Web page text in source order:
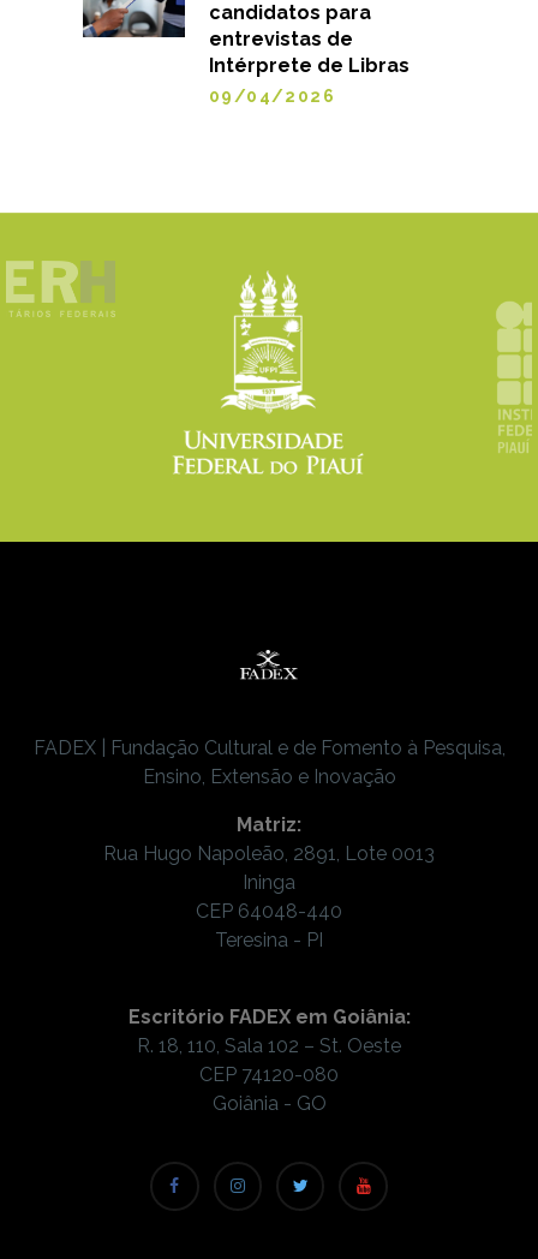
candidatos para
entrevistas de
Intérprete de Libras
09/04/2026
FADEX | Fundação Cultural e de Fomento à Pesquisa,
Ensino, Extensão e Inovação
Matriz:
Rua Hugo Napoleão, 2891, Lote 0013
Ininga
CEP 64048-440
Teresina - PI
Escritório FADEX em Goiânia:
R. 18, 110, Sala 102 – St. Oeste
CEP 74120-080
Goiânia - GO